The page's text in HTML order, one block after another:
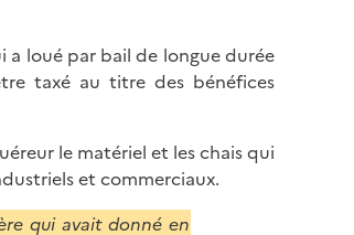
a loué par bail de longue durée
taxé au titre des bénéfices
le matériel et les chais qui
et commerciaux.
qui avait donné en